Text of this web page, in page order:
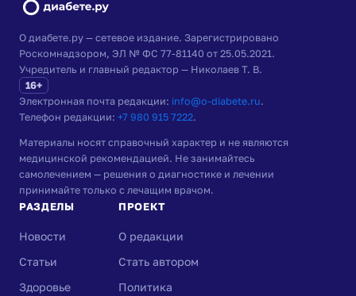
О диабете.ру — сетевое издание. Зарегистрировано
Роскомнадзором, ЭЛ № ФС 77-81140 от 25.05.2021.
Учредитель и главный редактор — Николаев Т. В.
16+
Электронная почта редакции: info@o-diabete.ru.
Телефон редакции: +7 980 915 7222.
Материалы носят справочный характер и не являются
медицинской рекомендацией. Не занимайтесь
самолечением — решения о диагностике и лечении
принимайте только с лечащим врачом.
РАЗДЕЛЫ
Новости
Статьи
Здоровье
ПРОЕКТ
О редакции
Стать автором
Политика